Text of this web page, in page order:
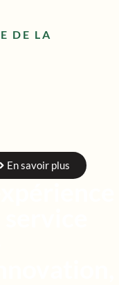
DE LA
En savoir plus